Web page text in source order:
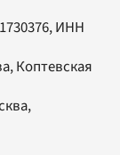
ИНН
Коптевская
,